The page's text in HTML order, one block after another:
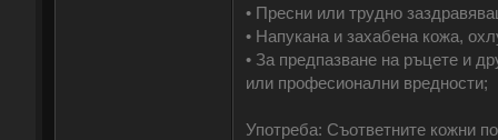
• Пресни или трудно
• Напукана и захабена кожа,
• За предпазване на ръцете и
или професионални вредности;
Употреба: Съответните кожни